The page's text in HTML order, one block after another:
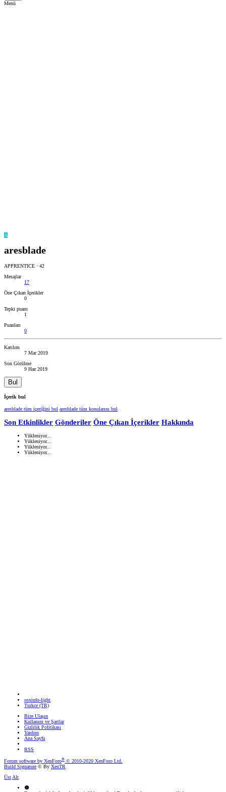
Menü
A
aresblade
APPRENTICE · 42
Mesajlar
17
Öne Çıkan İçerikler
0
Tepki puanı
1
Puanları
0
Katılım
7 Mar 2019
Son Görülme
9 Haz 2019
Bul
İçerik bul
aresblade tüm içeriğini bul aresblade tüm konularını bul
Son Etkinlikler Gönderiler Öne Çıkan İçerikler Hakkında
Yükleniyor...
Yükleniyor...
Yükleniyor...
Yükleniyor...
osxinfo-light
Turkce (TR)
Bize Ulaşın
Kullanım ve Şartlar
Gizlilik Politikası
Yardım
Ana Sayfa
RSS
Forum software by XenForo® © 2010-2020 XenForo Ltd.
Build Signature © By XenTR
ÜstAlt